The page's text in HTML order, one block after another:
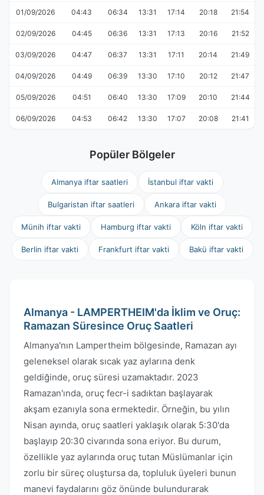
01/09/2026 04:43 06:34 13:31 17:14 20:18 21:54
02/09/2026 04:45 06:36 13:31 17:13 20:16 21:52
03/09/2026 04:47 06:37 13:31 17:11 20:14 21:49
04/09/2026 04:49 06:39 13:30 17:10 20:12 21:47
05/09/2026 04:51 06:40 13:30 17:09 20:10 21:44
06/09/2026 04:53 06:42 13:30 17:07 20:08 21:41
Popüler Bölgeler
Almanya iftar saatleri İstanbul iftar vakti
Bulgaristan iftar saatleri Ankara iftar vakti
Münih iftar vakti Hamburg iftar vakti Köln iftar vakti
Berlin iftar vakti Frankfurt iftar vakti Bakü iftar vakti
Almanya - LAMPERTHEIM'da İklim ve Oruç:
Ramazan Süresince Oruç Saatleri
Almanya'nın Lampertheim bölgesinde, Ramazan ayı
geleneksel olarak sıcak yaz aylarına denk
geldiğinde, oruç süresi uzamaktadır. 2023
Ramazan'ında, oruç fecr-i sadıktan başlayarak
akşam ezanıyla sona ermektedir. Örneğin, bu yılın
Nisan ayında, oruç saatleri yaklaşık olarak 5:30'da
başlayıp 20:30 civarında sona eriyor. Bu durum,
özellikle yaz aylarında oruç tutan Müslümanlar için
zorlu bir süreç oluştursa da, topluluk üyeleri bunun
manevi faydalarını göz önünde bulundurarak